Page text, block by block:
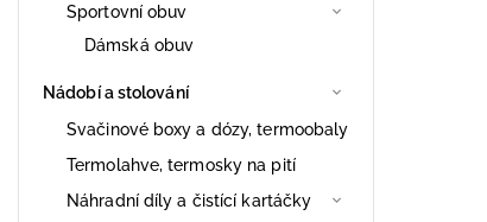
Sportovní obuv
Dámská obuv
Nádobí a stolování
Svačinové boxy a dózy, termoobaly
Termolahve, termosky na pití
Náhradní díly a čistící kartáčky